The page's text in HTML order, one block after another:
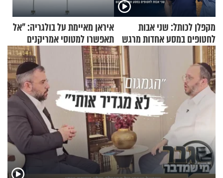
מקפלן לכותל: שני אבות
לחטופים במסע אחדות מרגש
איראן מאיימת על בולגריה: "אל
תאפשרו למטוסי אמריקנים
להמריא מהשטח שלכם"